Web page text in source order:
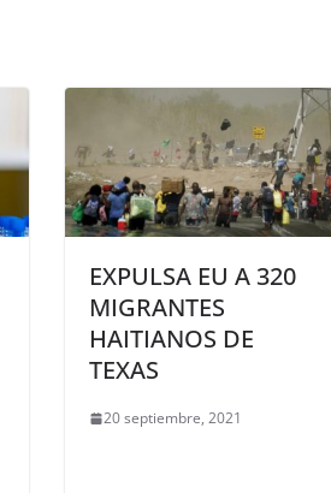
EXPULSA EU A 320
MIGRANTES
HAITIANOS DE
TEXAS
20 septiembre, 2021